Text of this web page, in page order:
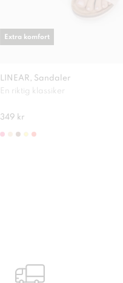
LINEAR, Sandaler
En riktig klassiker
349 kr
Extra komfort